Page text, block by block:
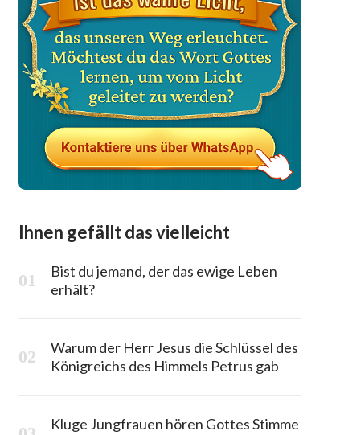
Ihnen gefällt das vielleicht
Bist du jemand, der das ewige Leben
erhält?
Warum der Herr Jesus die Schlüssel des
Königreichs des Himmels Petrus gab
Kluge Jungfrauen hören Gottes Stimme